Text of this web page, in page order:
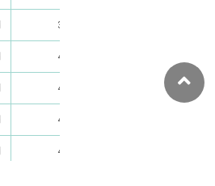
343
400
410 62
430
485